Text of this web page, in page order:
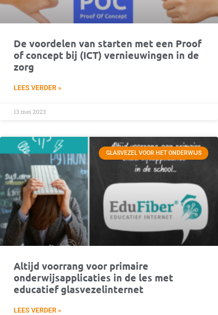
De voordelen van starten met een Proof
of concept bij (ICT) vernieuwingen in de
zorg
LEES VERDER »
13 mei 2023
GLASVEZEL VOOR HET ONDERWIJS
Altijd voorrang voor primaire
onderwijsapplicaties in de les met
educatief glasvezelinternet
LEES VERDER »